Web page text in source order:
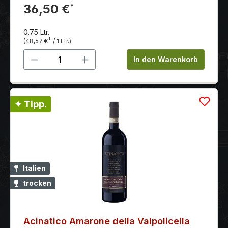
Nachhall sehr reife, weiche Tanine - gestützt durch
eine frische Säure die typisch für einen Valpolicella
36,50 €*
0.75 Ltr.
(48,67 €* / 1 Ltr.)
Produkt Anzahl: Gib denIn den Warenkorb
✦ Tipp.
Italien
trocken
Acinatico Amarone della Valpolicella